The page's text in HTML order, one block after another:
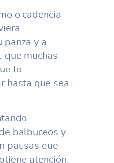
o cadencia
panza y a
que muchas
lo
hasta que sea
balbuceos y
pausas que
atención.